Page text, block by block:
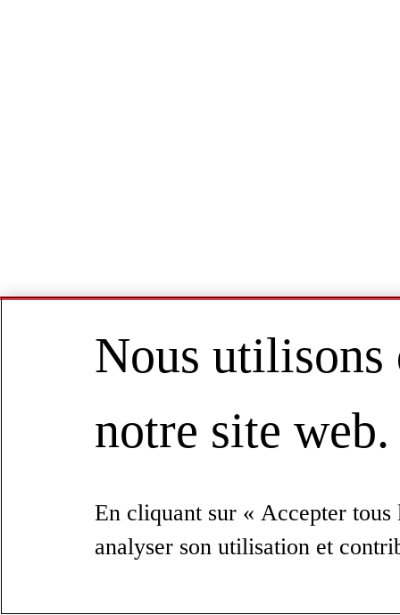
Nous utilisons
notre site web.
En cliquant sur « Accepter
analyser son utilisation et